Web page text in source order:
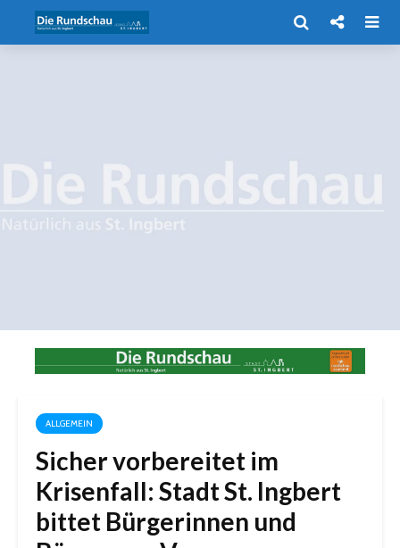
ALLGEMEIN
Sicher vorbereitet im
Krisenfall: Stadt St. Ingbert
bittet Bürgerinnen und